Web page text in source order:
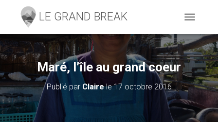
É
P
L
I
E
L
N
A
Maré, l’île au grand coeur
Publié par Clairele17 octobre 2016